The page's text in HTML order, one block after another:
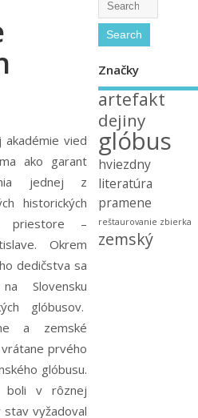
akadémie vied
ako garant
jednej z
historických
priestore –
Okrem
dedičstva sa
Slovensku
glóbusov.
a zemské
prvého
glóbusu.
boli v rôznej
vyžadoval
Značky
artefakt
dejiny
glóbus
hviezdny
literatúra
pramene
reštaurovanie zbierka
zemský